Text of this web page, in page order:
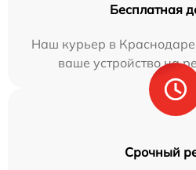
Бесплатная
Наш курьер в Краснодаре
ваше устройство на
Срочный